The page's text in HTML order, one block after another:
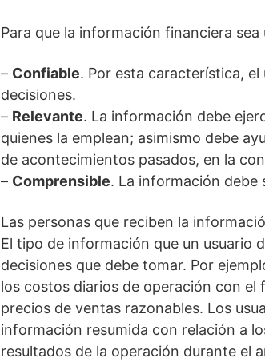
Para que la información financiera sea
– Confiable. Por esta característica,
decisiones.
– Relevante. La información debe
quienes la emplean; asimismo debe
de acontecimientos pasados, en la
– Comprensible. La información debe
Las personas que reciben la
El tipo de información que un usuario
decisiones que debe tomar. Por
los costos diarios de operación con
precios de ventas razonables. Los
información resumida con relación a
resultados de la operación durante el